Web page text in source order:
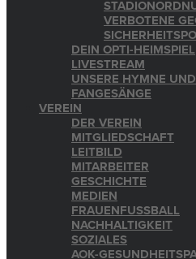
VERBOTENE
DEIN OPTI-HEIMSPIEL
LIVESTREAM
UNSERE HYMNE UND
FANGESÄNGE
VEREIN
DER VEREIN
MITGLIEDSCHAFT
LEITBILD
MITARBEITER
GESCHICHTE
MEDIEN
FRAUENFUSSBALL
NACHHALTIGKEIT
SOZIALES
AOK-